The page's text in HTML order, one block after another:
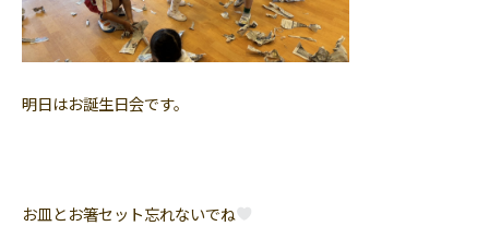
明日はお誕生日会です。
お皿とお箸セット忘れないでね